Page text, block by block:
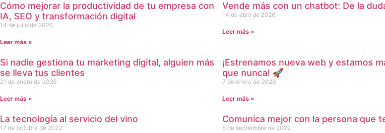
Cómo mejorar la productividad de tu empresa con
IA, SEO y transformación digital
14 de julio de 2026
Leer más »
Vende más con un chatbot: De la
14 de abril de 2026
Leer más »
Si nadie gestiona tu marketing digital, alguien más
se lleva tus clientes
21 de enero de 2026
Leer más »
¡Estrenamos nueva web y estamos
que nunca! 🚀
7 de enero de 2026
Leer más »
La tecnología al servicio del vino
17 de octubre de 2022
Comunica mejor con la persona que
5 de septiembre de 2022